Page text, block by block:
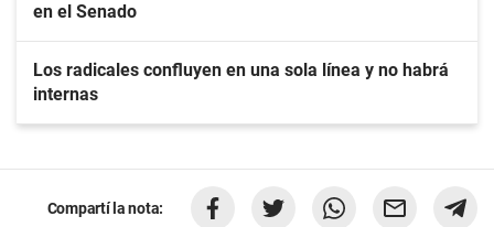
en el Senado
Los radicales confluyen en una sola línea y no habrá
internas
Compartí la nota: